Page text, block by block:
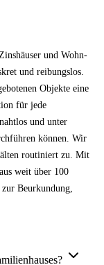
und Wohn-
und reibungslos.
Objekte eine
für jede
und unter
können. Wir
routiniert zu. Mit
weit über 100
Beurkundung,